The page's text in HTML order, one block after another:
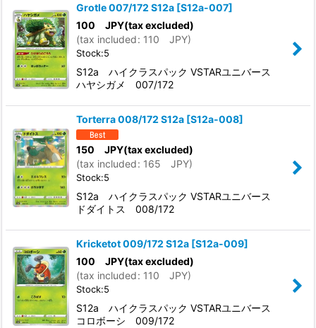
Grotle 007/172 S12a [S12a-007]
100 JPY(tax excluded)
(tax included: 110 JPY)
Stock:5
S12a ハイクラスパック VSTARユニバース
ハヤシガメ 007/172
Torterra 008/172 S12a [S12a-008]
150 JPY(tax excluded)
(tax included: 165 JPY)
Stock:5
S12a ハイクラスパック VSTARユニバース
ドダイトス 008/172
Kricketot 009/172 S12a [S12a-009]
100 JPY(tax excluded)
(tax included: 110 JPY)
Stock:5
S12a ハイクラスパック VSTARユニバース
コロボーシ 009/172